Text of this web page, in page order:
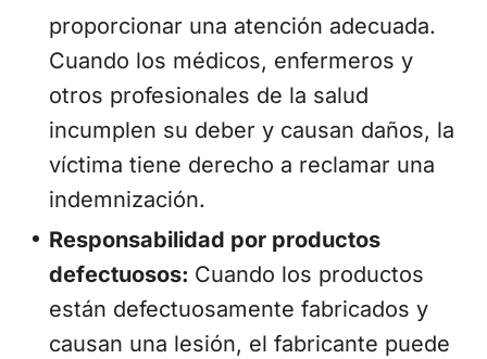
proporcionar una atención adecuada.
Cuando los médicos, enfermeros y
otros profesionales de la salud
incumplen su deber y causan daños, la
víctima tiene derecho a reclamar una
indemnización.
Responsabilidad por productos
defectuosos: Cuando los productos
están defectuosamente fabricados y
causan una lesión, el fabricante puede